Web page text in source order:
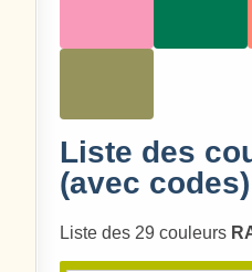
Liste des
(avec codes)
Liste des 29 couleurs